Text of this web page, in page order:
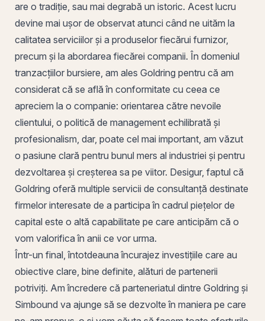
are o tradiție, sau mai degrabă un istoric. Acest lucru
devine mai ușor de observat atunci când ne uităm la
calitatea serviciilor și a produselor fiecărui furnizor,
precum și la abordarea fiecărei companii. În domeniul
tranzacțiilor bursiere, am ales Goldring pentru că am
considerat că se află în conformitate cu ceea ce
apreciem la o companie: orientarea către nevoile
clientului, o politică de management echilibrată și
profesionalism, dar, poate cel mai important, am văzut
o pasiune clară pentru bunul mers al industriei și pentru
dezvoltarea și creșterea sa pe viitor. Desigur, faptul că
Goldring oferă multiple servicii de consultanță destinate
firmelor interesate de a participa în cadrul piețelor de
capital este o altă capabilitate pe care anticipăm că o
vom valorifica în anii ce vor urma.
Într-un final, întotdeauna încurajez investițiile care au
obiective clare, bine definite, alături de partenerii
potriviți. Am încredere că parteneriatul dintre Goldring și
Simbound va ajunge să se dezvolte în maniera pe care